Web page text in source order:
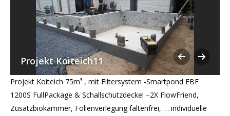
Projekt Koiteich11
Projekt Koiteich 75m³ , mit Filtersystem -Smartpond EBF
1200S FullPackage & Schallschutzdeckel –2X FlowFriend,
Zusatzbiokammer, Folienverlegung faltenfrei, … individuelle